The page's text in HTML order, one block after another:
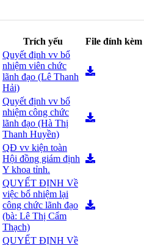
Trích yếu File đính kèm
Quyết định vv bổ
nhiệm viên chức
lãnh đạo (Lê Thanh
Hải)
Quyết định vv bổ
nhiệm công chức
lãnh đạo (Hà Thị
Thanh Huyền)
QĐ vv kiện toàn
Hội đồng giám định
Y khoa tỉnh.
QUYẾT ĐỊNH Về
việc bổ nhiệm lại
công chức lãnh đạo
(bà: Lê Thị Cẩm
Thạch)
QUYẾT ĐỊNH Về